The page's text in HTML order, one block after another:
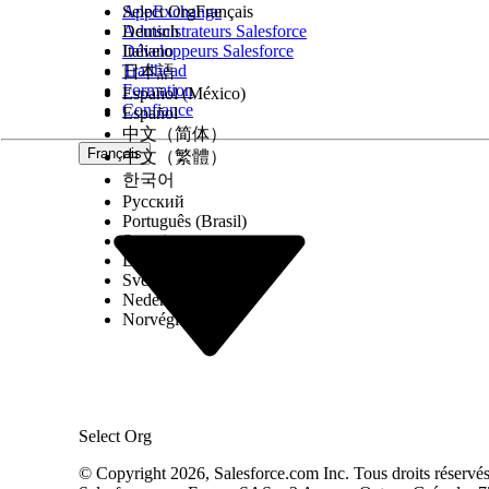
AppExchange
Administrateurs Salesforce
Développeurs Salesforce
Trailhead
Formation
Confiance
Français
Select Org
Select OrgFrançais
Deutsch
Italiano
日本語
Español (México)
Español
中文（简体）
中文（繁體）
한국어
Русский
Português (Brasil)
Suomi
Dansk
Svenska
Nederlands
Norvégien
© Copyright 2026, Salesforce.com Inc. Tous droits